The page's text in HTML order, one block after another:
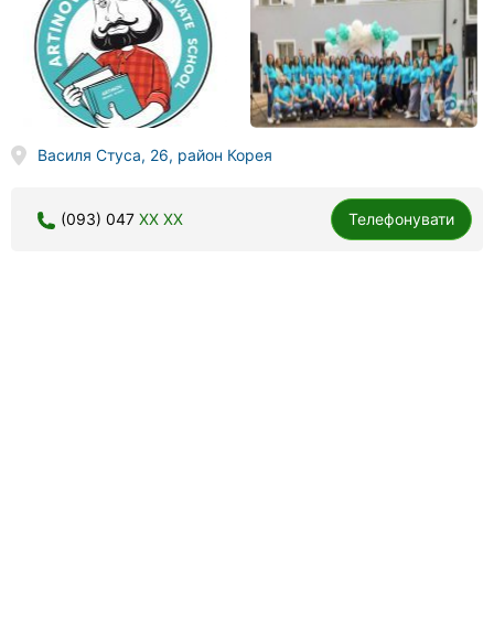
Василя Стуса, 26, район Корея
(093) 047 XX XX Телефонувати